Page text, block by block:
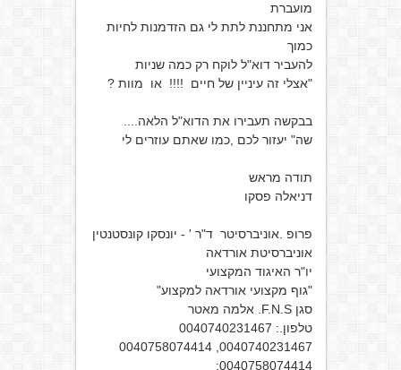
מועברת
אני מתחננת לתת לי גם הזדמנות לחיות
כמוך
להעביר דוא"ל לוקח רק כמה שניות
"אצלי זה עיניין של חיים !!!! או מוות ?
בבקשה תעבירו את הדוא"ל הלאה....
שה" יעזור לכם ,כמו שאתם עוזרים לי
תודה מראש
דניאלה פסקו
פרופ .אוניברסיטר ד"ר ' - יונסקו קונסטנטין
אוניברסיטת אורדאה
יו"ר האיגוד המקצועי
"גוף מקצועי אורדאה למקצוע"
סגן F.N.S. אלמה מאטר
טלפון.: 0040740231467
0040740231467, 0040758074414
0040758074414;